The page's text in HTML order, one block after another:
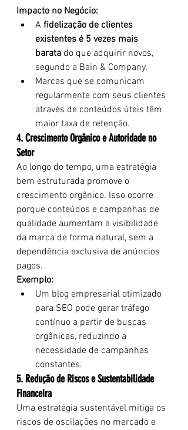
Impacto no Negócio:
A fidelização de clientes
existentes é 5 vezes mais
barata do que adquirir novos,
segundo a Bain & Company.
Marcas que se comunicam
regularmente com seus clientes
através de conteúdos úteis têm
maior taxa de retenção.
4. Crescimento Orgânico e Autoridade no
Setor
Ao longo do tempo, uma estratégia
bem estruturada promove o
crescimento orgânico. Isso ocorre
porque conteúdos e campanhas de
qualidade aumentam a visibilidade
da marca de forma natural, sem a
dependência exclusiva de anúncios
pagos.
Exemplo:
Um blog empresarial otimizado
para SEO pode gerar tráfego
contínuo a partir de buscas
orgânicas, reduzindo a
necessidade de campanhas
constantes.
5. Redução de Riscos e Sustentabilidade
Financeira
Uma estratégia sustentável mitiga os
riscos de oscilações no mercado e